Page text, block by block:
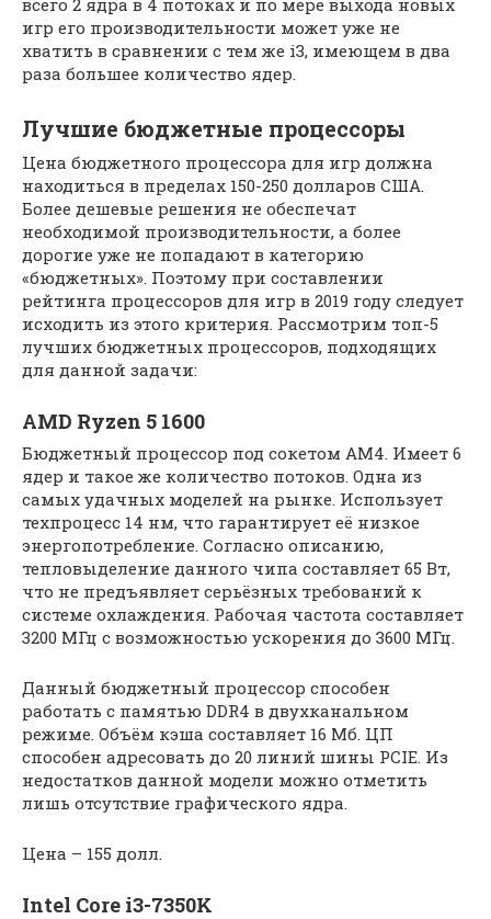
всего 2 ядра в 4 потоках и по мере выхода новых
игр его производительности может уже не
хватить в сравнении с тем же i3, имеющем в два
раза большее количество ядер.
Лучшие бюджетные процессоры
Цена бюджетного процессора для игр должна
находиться в пределах 150-250 долларов США.
Более дешевые решения не обеспечат
необходимой производительности, а более
дорогие уже не попадают в категорию
«бюджетных». Поэтому при составлении
рейтинга процессоров для игр в 2019 году следует
исходить из этого критерия. Рассмотрим топ-5
лучших бюджетных процессоров, подходящих
для данной задачи:
AMD Ryzen 5 1600
Бюджетный процессор под сокетом AM4. Имеет 6
ядер и такое же количество потоков. Одна из
самых удачных моделей на рынке. Использует
техпроцесс 14 нм, что гарантирует её низкое
энергопотребление. Согласно описанию,
тепловыделение данного чипа составляет 65 Вт,
что не предъявляет серьёзных требований к
системе охлаждения. Рабочая частота составляет
3200 МГц с возможностью ускорения до 3600 МГц.
Данный бюджетный процессор способен
работать с памятью DDR4 в двухканальном
режиме. Объём кэша составляет 16 Мб. ЦП
способен адресовать до 20 линий шины PCIE. Из
недостатков данной модели можно отметить
лишь отсутствие графического ядра.
Цена – 155 долл.
Intel Core i3-7350K